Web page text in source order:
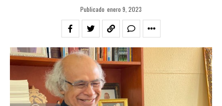
Publicado enero 9, 2023